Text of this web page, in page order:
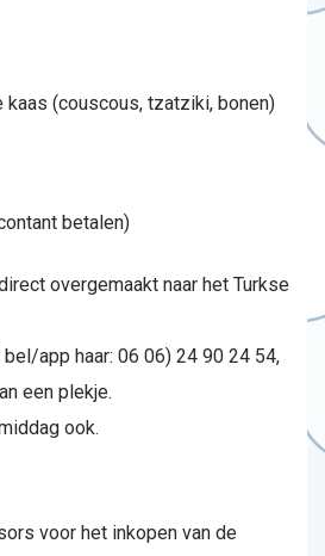
(couscous, tzatziki, bonen)
betalen)
overgemaakt naar het Turkse
app haar: 06 06) 24 90 24 54‬,
een plekje.
ook.
voor het inkopen van de